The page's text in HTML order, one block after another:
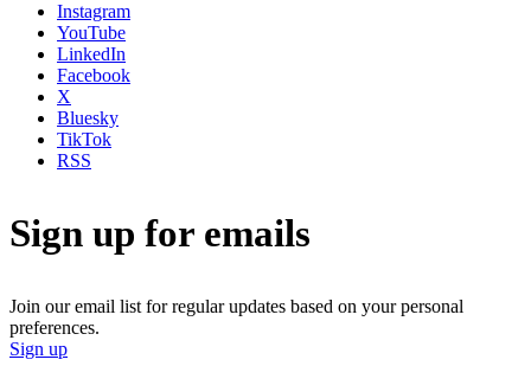
Instagram
YouTube
LinkedIn
Facebook
X
Bluesky
TikTok
RSS
Sign up for emails
Join our email list for regular updates based on your personal
preferences.
Sign up